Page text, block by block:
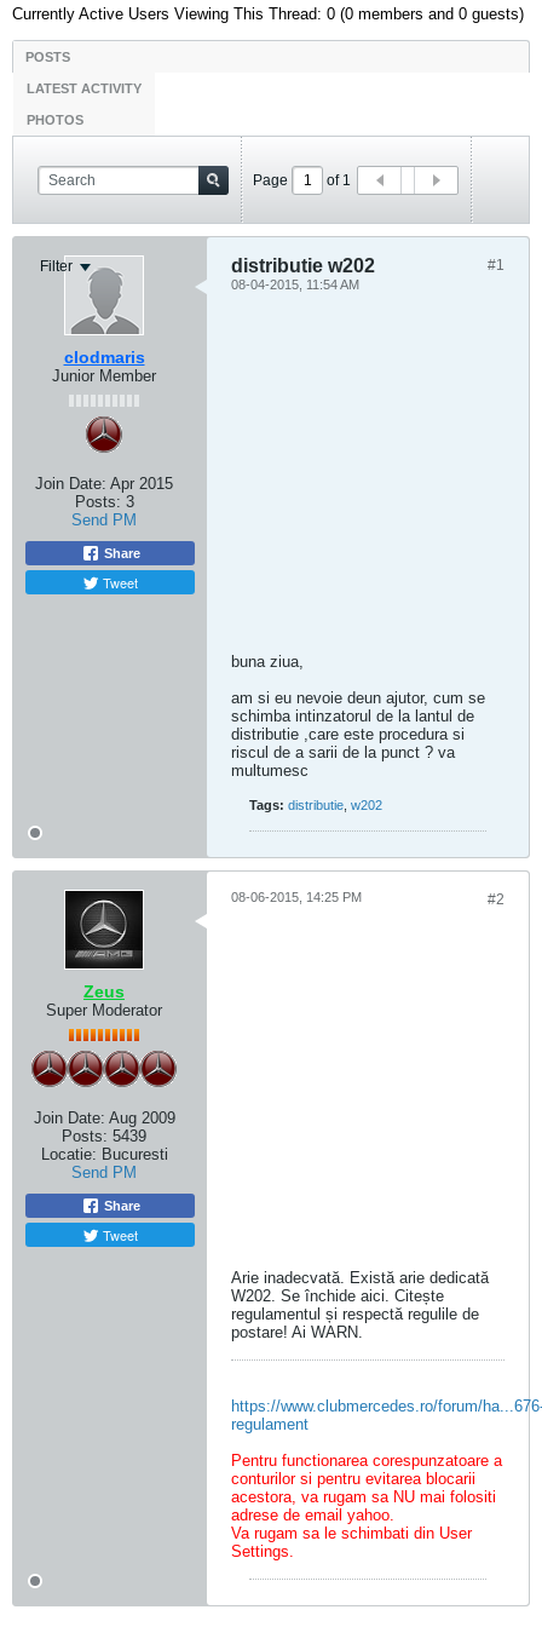
Currently Active Users Viewing This Thread: 0 (0 members and 0 guests)
POSTS
LATEST ACTIVITY
PHOTOS
Page of 1
Filter
clodmaris
Junior Member
Join Date: Apr 2015
Posts: 3
Send PM
Share
Tweet
#1
distributie w202
08-04-2015, 11:54 AM
buna ziua,
am si eu nevoie deun ajutor, cum se
schimba intinzatorul de la lantul de
distributie ,care este procedura si
riscul de a sarii de la punct ? va
multumesc
Tags: distributie w202
Zeus
Super Moderator
Join Date: Aug 2009
Posts: 5439
Locatie: Bucuresti
Send PM
Share
Tweet
#2
08-06-2015, 14:25 PM
Arie inadecvată. Există arie dedicată
W202. Se închide aici. Citește
regulamentul și respectă regulile de
postare! Ai WARN.
https://www.clubmercedes.ro/forum/
regulament
Pentru functionarea corespunzatoare a
conturilor si pentru evitarea blocarii
acestora, va rugam sa NU mai folositi
adrese de email yahoo.
Va rugam sa le schimbati din User
Settings.